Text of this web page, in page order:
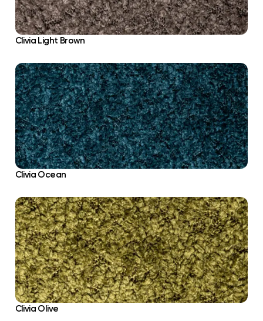
Clivia Light Brown
Clivia Ocean
Clivia Olive